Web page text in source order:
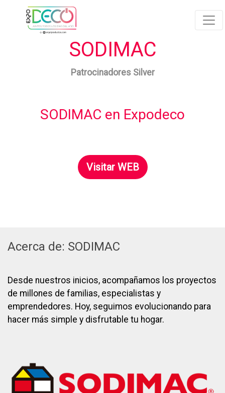
SODIMAC
Patrocinadores Silver
SODIMAC en Expodeco
Visitar WEB
Acerca de: SODIMAC
Desde nuestros inicios, acompañamos los proyectos
de millones de familias, especialistas y
emprendedores. Hoy, seguimos evolucionando para
hacer más simple y disfrutable tu hogar.